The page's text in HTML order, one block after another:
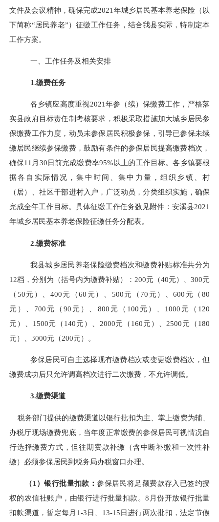
文件及会议精神，确保完成2021年城乡居民基本养老保险（以
下简称“居民养老”）征缴工作任务，结合我县实际，特制定本
工作方案。
一、工作任务及相关安排
1.缴费任务
各乡镇应高度重视2021年参（续）保缴费工作，严格落
实县政府目标责任制考核要求，积极采取措施加大城乡居民参
保缴费工作力度，动员未参保居民积极参保，引导已参保未续
缴居民继续参保缴费，鼓励有条件的参保居民提高缴费档次，
确保11月30日前完成缴费率95%以上的工作目标。各乡镇要根
据各自实际情况，集中时间、集中力量，组织乡镇、村
（居）、社区干部进村入户，广泛动员，分类组织实施，确保
完成全年工作目标。具体征缴工作任务数见附件： 安溪县2021
年城乡居民基本养老保险征缴任务分配表。
2.缴费标准
我县城乡居民养老保险缴费档次和缴费补贴标准共分为
12档，分别为（括号内为缴费补贴）：200元（40元）、300元
（50元）、400元（60元）、500元（70元）、600元（80
元）、700元（90元）、800元（100元）、1000元（120
元）、1500元（140元）、2000元（160元）、2500元（180
元）、3000元（200元）。
参保居民可自主选择现有缴费档次或变更缴费档次，但
缴费成功后只允许调高档次进行二次缴费，不允许调低。
3.缴费渠道
税务部门提供的缴费渠道以银行批扣为主、掌上缴费为辅、
办税厅现场缴费兜底，当年度正常缴费的参保居民可视情况自
行选择缴费方式，但往期费款补缴（含中断补缴和一次性补
缴）必须参保居民到税务局办税窗口办理。
（1）银行批量扣款：参保居民将足额费款存入已签约授
权的农信社账户，由银行进行批量扣款。8月份开放银行批量
扣款渠道，暂定每月1-3日、13-15日进行两次批扣，法定节假